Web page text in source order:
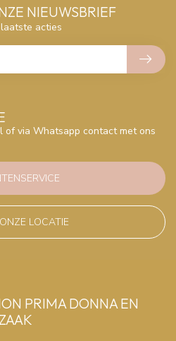
of via Whatsapp contact met ons
LOCATIE
NIEUWSBRIEF
acties
PRIMA DONNA EN